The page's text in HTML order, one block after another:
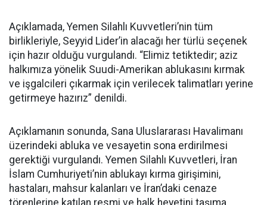
Açıklamada, Yemen Silahlı Kuvvetleri’nin tüm
birlikleriyle, Seyyid Lider’in alacağı her türlü seçenek
için hazır olduğu vurgulandı. “Elimiz tetiktedir; aziz
halkımıza yönelik Suudi-Amerikan ablukasını kırmak
ve işgalcileri çıkarmak için verilecek talimatları yerine
getirmeye hazırız” denildi.
Açıklamanın sonunda, Sana Uluslararası Havalimanı
üzerindeki abluka ve vesayetin sona erdirilmesi
gerektiği vurgulandı. Yemen Silahlı Kuvvetleri, İran
İslam Cumhuriyeti’nin ablukayı kırma girişimini,
hastaları, mahsur kalanları ve İran’daki cenaze
törenlerine katılan resmi ve halk heyetini taşıma